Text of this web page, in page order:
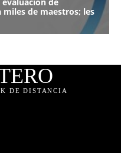
DE DISTANCIA